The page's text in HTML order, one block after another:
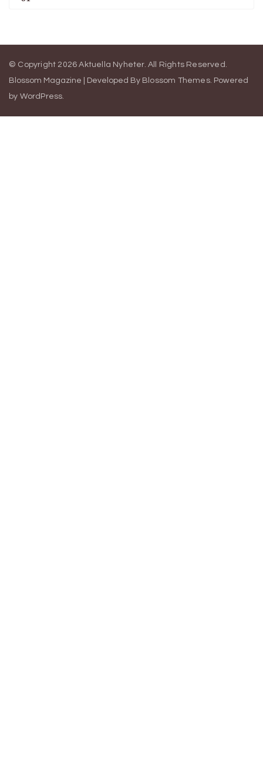
© Copyright 2026Aktuella Nyheter. All Rights Reserved.
Blossom Magazine | Developed By Blossom Themes. Powered
by WordPress